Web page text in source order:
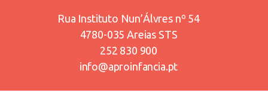
Rua Instituto Nun’Álvres nº 54
4780-035 Areias STS
252 830 900
info@aproinfancia.pt